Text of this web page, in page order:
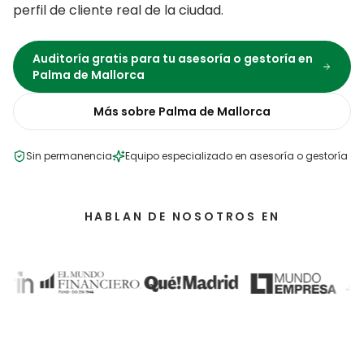
perfil de cliente real de la ciudad.
Auditoría gratis para tu asesoría o gestoría en
Palma de Mallorca
Más sobre Palma de Mallorca
Sin permanencia Equipo especializado en asesoría o gestoría
HABLAN DE NOSOTROS EN